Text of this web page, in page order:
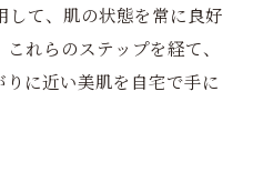
して、肌の状態を常に良好
れらのステップを経て、
に近い美肌を自宅で手に